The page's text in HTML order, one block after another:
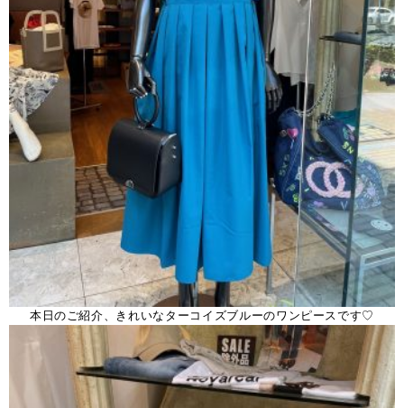
本日のご紹介、きれいなターコイズブルーのワンピースです♡